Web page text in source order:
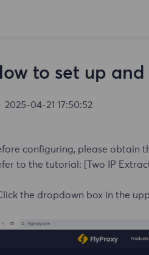
to set up
2025-04-21 17:50:52
configuring, please obtain
to the tutorial: [Two IP
the dropdown box in the